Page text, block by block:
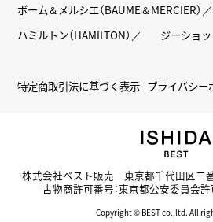
ボーム＆メルシエ（BAUME＆MERCIER）
ハミルトン（HAMILTON）
ジーショッ
特定商取引法に基づく表示 プライバシー
株式会社ベスト販売 東京都千代田区二
古物商許可番号：東京都公安委員会
Copyright © BEST co.,ltd. All